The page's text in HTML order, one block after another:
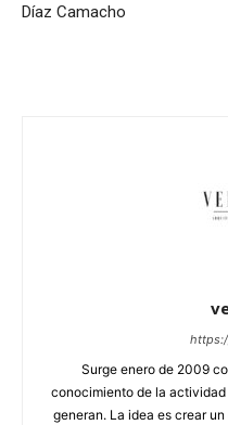
Díaz Camacho
Surge enero de 2009
conocimiento de la
generan. La idea es crear